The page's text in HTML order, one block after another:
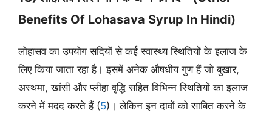
Benefits Of Lohasava Syrup In Hindi)
लोहासव का उपयोग सदियों से कई स्वास्थ्य स्थितियों के इलाज के
लिए किया जाता रहा है। इसमें अनेक औषधीय गुण हैं जो बुखार,
अस्थमा, खांसी और प्लीहा वृद्धि सहित विभिन्न स्थितियों का इलाज
करने में मदद करते हैं (5)। लेकिन इन दावों को साबित करने के